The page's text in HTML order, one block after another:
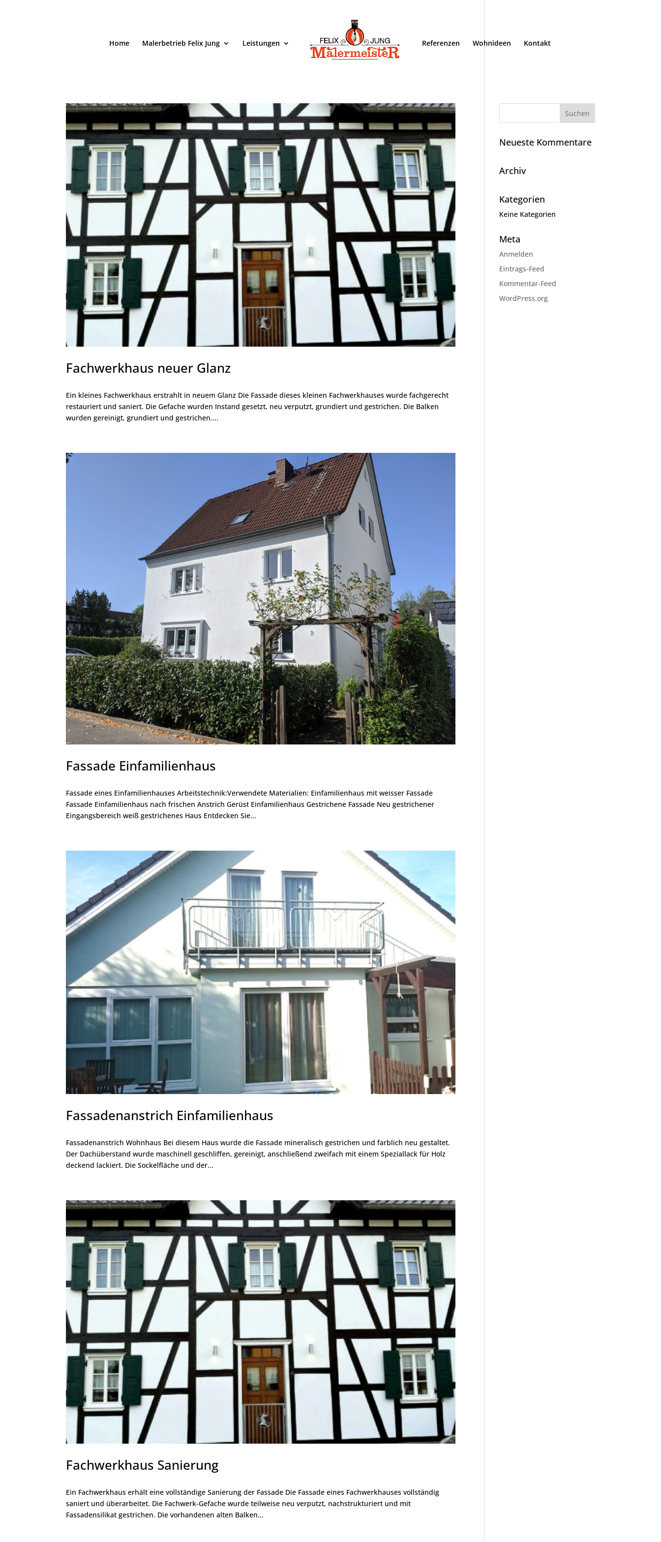
Home Malerbetrieb Felix Jung Leistungen Referenzen Wohnideen Kontakt
Fachwerkhaus neuer Glanz
Ein kleines Fachwerkhaus erstrahlt in neuem Glanz Die Fassade dieses kleinen Fachwerkhauses wurde fachgerecht
restauriert und saniert. Die Gefache wurden Instand gesetzt, neu verputzt, grundiert und gestrichen. Die Balken
wurden gereinigt, grundiert und gestrichen....
Fassade Einfamilienhaus
Fassade eines Einfamilienhauses Arbeitstechnik:Verwendete Materialien: Einfamilienhaus mit weisser Fassade
Fassade Einfamilienhaus nach frischen Anstrich Gerüst Einfamilienhaus Gestrichene Fassade Neu gestrichener
Eingangsbereich weiß gestrichenes Haus Entdecken Sie...
Fassadenanstrich Einfamilienhaus
Fassadenanstrich Wohnhaus Bei diesem Haus wurde die Fassade mineralisch gestrichen und farblich neu gestaltet.
Der Dachüberstand wurde maschinell geschliffen, gereinigt, anschließend zweifach mit einem Speziallack für Holz
deckend lackiert. Die Sockelfläche und der...
Fachwerkhaus Sanierung
Ein Fachwerkhaus erhält eine vollständige Sanierung der Fassade Die Fassade eines Fachwerkhauses vollständig
saniert und überarbeitet. Die Fachwerk-Gefache wurde teilweise neu verputzt, nachstrukturiert und mit
Fassadensilikat gestrichen. Die vorhandenen alten Balken...
Neueste Kommentare
Archiv
Kategorien
Keine Kategorien
Meta
Anmelden
Eintrags-Feed
Kommentar-Feed
WordPress.org